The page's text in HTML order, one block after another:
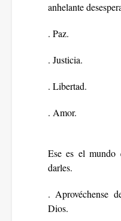
anhelante
. Paz.
. Justicia.
. Libertad.
. Amor.
Ese es el mundo
darles.
. Aprovéchense
Dios.